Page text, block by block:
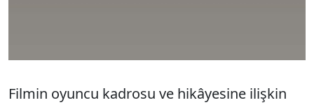
Filmin oyuncu kadrosu ve hikâyesine ilişkin